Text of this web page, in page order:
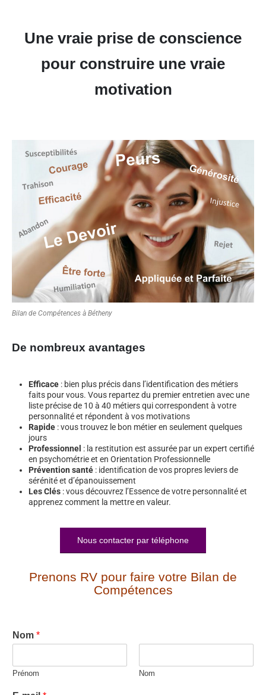
Une vraie prise de conscience
pour construire une vraie
motivation
Bilan de Compétences à Bétheny
De nombreux avantages
Efficace : bien plus précis dans l’identification des métiers
faits pour vous. Vous repartez du premier entretien avec une
liste précise de 10 à 40 métiers qui correspondent à votre
personnalité et répondent à vos motivations
Rapide : vous trouvez le bon métier en seulement quelques
jours
Professionnel : la restitution est assurée par un expert certifié
en psychométrie et en Orientation Professionnelle
Prévention santé : identification de vos propres leviers de
sérénité et d’épanouissement
Les Clés : vous découvrez l’Essence de votre personnalité et
apprenez comment la mettre en valeur.
Nous contacter par téléphone
Prenons RV pour faire votre Bilan de
Compétences
Nom *
Prénom Nom